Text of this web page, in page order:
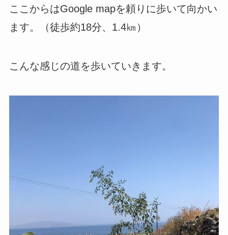
ここからはGoogle mapを頼りに歩いて向かい
ます。（徒歩約18分、1.4㎞）
こんな感じの道を歩いていきます。